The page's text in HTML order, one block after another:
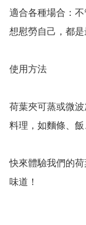
適合各種場合：
想慰勞自己，都是
使用方法
荷葉夾可蒸或微
料理，如麵條、飯
快來體驗我們的
味道！